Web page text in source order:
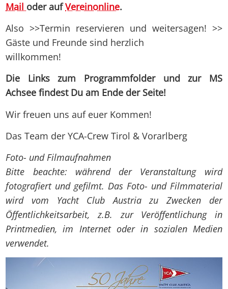
Mail oder aufVereinonline.
Also >>Termin reservieren und weitersagen! >>
Gäste und Freunde sind herzlich
willkommen!
Die Links zum Programmfolder und zur MS
Achsee findest Du am Ende der Seite!
Wir freuen uns auf euer Kommen!
Das Team der YCA-Crew Tirol & Vorarlberg
Foto- und Filmaufnahmen
Bitte beachte: während der Veranstaltung wird
fotografiert und gefilmt. Das Foto- und Filmmaterial
wird vom Yacht Club Austria zu Zwecken der
Öffentlichkeitsarbeit, z.B. zur Veröffentlichung in
Printmedien, im Internet oder in sozialen Medien
verwendet.